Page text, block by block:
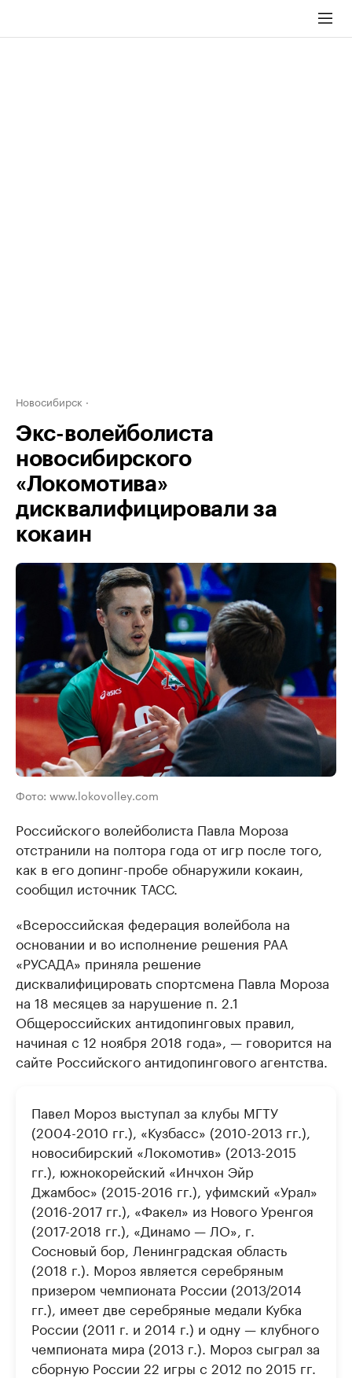
Новосибирск
Экс-волейболиста
новосибирского
«Локомотива»
дисквалифицировали за
кокаин
Фото: www.lokovolley.com
Российского волейболиста Павла Мороза
отстранили на полтора года от игр после того,
как в его допинг-пробе обнаружили кокаин,
сообщил источник ТАСС.
«Всероссийская федерация волейбола на
основании и во исполнение решения РАА
«РУСАДА» приняла решение
дисквалифицировать спортсмена Павла Мороза
на 18 месяцев за нарушение п. 2.1
Общероссийских антидопинговых правил,
начиная с 12 ноября 2018 года», — говорится на
сайте Российского антидопингового агентства.
Павел Мороз выступал за клубы МГТУ
(2004-2010 гг.), «Кузбасс» (2010-2013 гг.),
новосибирский «Локомотив» (2013-2015
гг.), южнокорейский «Инчхон Эйр
Джамбос» (2015-2016 гг.), уфимский «Урал»
(2016-2017 гг.), «Факел» из Нового Уренгоя
(2017-2018 гг.), «Динамо — ЛО», г.
Сосновый бор, Ленинградская область
(2018 г.). Мороз является серебряным
призером чемпионата России (2013/2014
гг.), имеет две серебряные медали Кубка
России (2011 г. и 2014 г.) и одну — клубного
чемпионата мира (2013 г.). Мороз сыграл за
сборную России 22 игры с 2012 по 2015 гг.